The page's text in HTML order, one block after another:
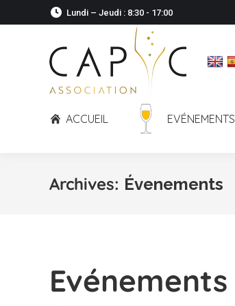
Lundi – Jeudi : 8:30 - 17:00
ACCUEIL EVÉNEMENTS
Archives: Évenements
Evénements